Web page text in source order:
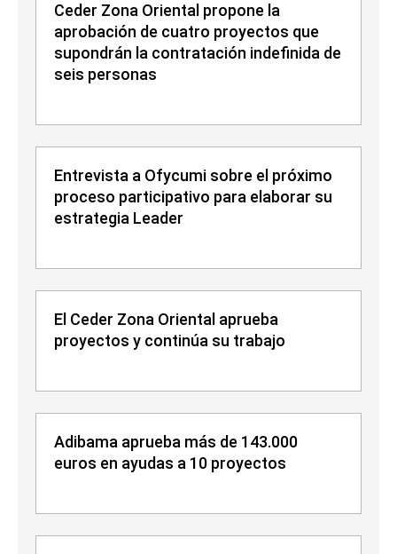
Ceder Zona Oriental propone la
aprobación de cuatro proyectos que
supondrán la contratación indefinida de
seis personas
Entrevista a Ofycumi sobre el próximo
proceso participativo para elaborar su
estrategia Leader
El Ceder Zona Oriental aprueba
proyectos y continúa su trabajo
Adibama aprueba más de 143.000
euros en ayudas a 10 proyectos